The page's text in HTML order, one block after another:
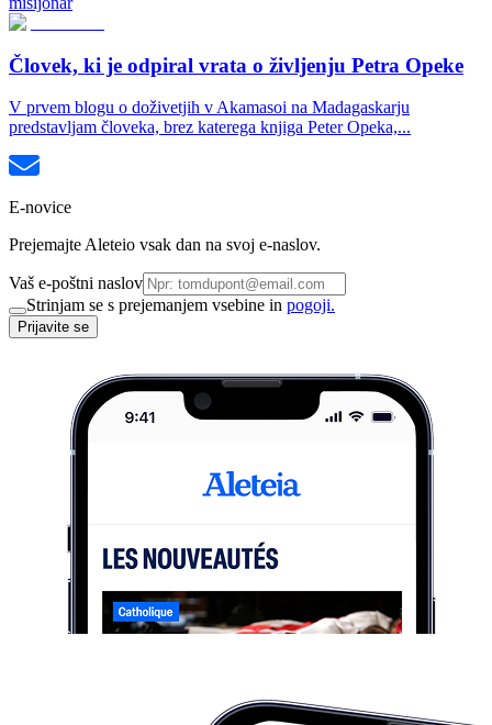
Človek, ki je odpiral vrata o življenju Petra Opeke
V prvem blogu o doživetjih v Akamasoi na Madagaskarju
predstavljam človeka, brez katerega knjiga Peter Opeka,...
E-novice
Prejemajte Aleteio vsak dan na svoj e-naslov.
Vaš e-poštni naslov
Strinjam se s prejemanjem vsebine in pogoji.
Prijavite se